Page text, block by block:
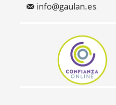
info@gaulan.es